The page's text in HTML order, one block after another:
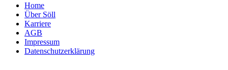
Home
Über Söll
Karriere
AGB
Impressum
Datenschutzerklärung